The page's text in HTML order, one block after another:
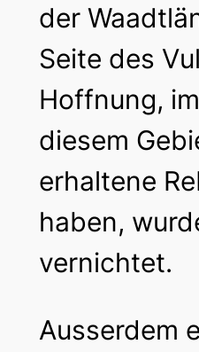
der
Seite des
Hoffnung,
diesem
erhaltene
haben,
vernichtet.
Ausserdem